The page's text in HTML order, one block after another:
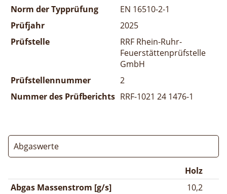
Norm der Typprüfung
EN 16510-2-1
Prüfjahr
2025
Prüfstelle
RRF Rhein-Ruhr-
Feuerstättenprüfstelle
GmbH
Prüfstellennummer
2
Nummer des Prüfberichts RRF-1021 24 1476-1
Abgaswerte
Holz
Abgas Massenstrom [g/s]
10,2